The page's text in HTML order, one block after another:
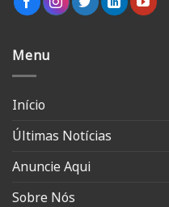
Menu
Início
Últimas Notícias
Anuncie Aqui
Sobre Nós